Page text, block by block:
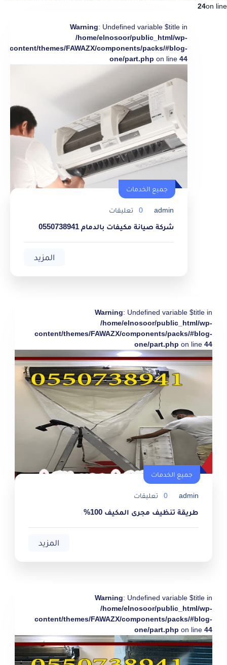
on line
24
Warning: Undefined variable $title in
/home/elnosoor/public_html/wp-
content/themes/FAWAZX/components/packs/#blog-
one/part.php on line 44
جميع الخدمات
admin
0 تعليقات
شركة صيانة مكيفات بالدمام 0550738941
المزيد
Warning: Undefined variable $title in
/home/elnosoor/public_html/wp-
content/themes/FAWAZX/components/packs/#blog-
one/part.php on line 44
جميع الخدمات
admin
0 تعليقات
طريقة تنظيف مجرى المكيف 100%
المزيد
Warning: Undefined variable $title in
/home/elnosoor/public_html/wp-
content/themes/FAWAZX/components/packs/#blog-
one/part.php on line 44